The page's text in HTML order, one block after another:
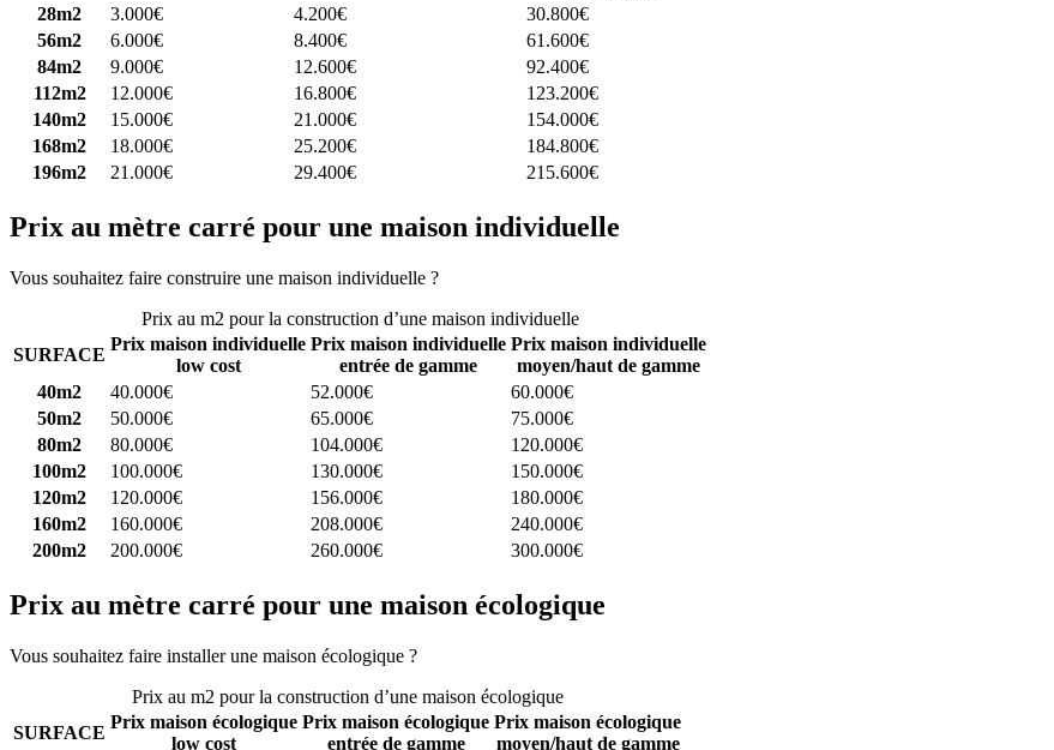
28m2
3.000€ 4.200€
30.800€
56m2
6.000€ 8.400€
61.600€
84m2
9.000€ 12.600€
92.400€
112m2
12.000€ 16.800€
123.200€
140m2
15.000€ 21.000€
154.000€
168m2
18.000€ 25.200€
184.800€
196m2
21.000€ 29.400€ 215.600€
Prix au mètre carré pour une maison individuelle
Vous souhaitez faire construire une maison individuelle ?
Prix au m2 pour la construction d’une maison individuelle
SURFACE
Prix maison individuelle
low cost
Prix maison individuelle
entrée de gamme
Prix maison individuelle
moyen/haut de gamme
40m2
40.000€ 52.000€
60.000€
50m2
50.000€ 65.000€
75.000€
80m2
80.000€ 104.000€
120.000€
100m2
100.000€ 130.000€
150.000€
120m2
120.000€ 156.000€
180.000€
160m2
160.000€ 208.000€
240.000€
200m2
200.000€ 260.000€ 300.000€
Prix au mètre carré pour une maison écologique
Vous souhaitez faire installer une maison écologique ?
Prix au m2 pour la construction d’une maison écologique
SURFACE
Prix maison écologique
low cost
Prix maison écologique
entrée de gamme
Prix maison écologique
moyen/haut de gamme